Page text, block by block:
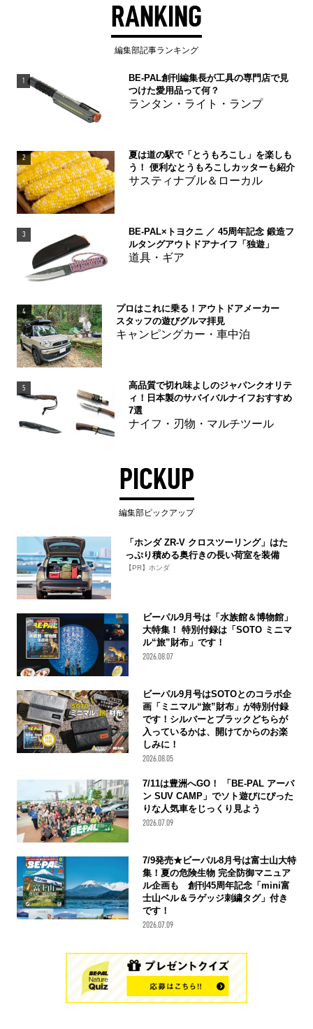
RANKING
編集部記事ランキング
1
BE-PAL創刊編集長が工具の専門店で見
つけた愛用品って何？
ランタン・ライト・ランプ
2
夏は道の駅で「とうもろこし」を楽しも
う！ 便利なとうもろこしカッターも紹介
サスティナブル＆ローカル
3
BE-PAL×トヨクニ ／ 45周年記念 鍛造フ
ルタングアウトドアナイフ「独遊」
道具・ギア
4
プロはこれに乗る！アウトドアメーカー
スタッフの遊びグルマ拝見
キャンピングカー・車中泊
5
高品質で切れ味よしのジャパンクオリテ
ィ！日本製のサバイバルナイフおすすめ
7選
ナイフ・刃物・マルチツール
PICKUP
編集部ピックアップ
「ホンダ ZR-V クロスツーリング」はた
っぷり積める奥行きの長い荷室を装備
【PR】ホンダ
ビーパル9月号は「水族館＆博物館」
大特集！ 特別付録は「SOTO ミニマ
ル“旅”財布」です！
2026.08.07
ビーパル9月号はSOTOとのコラボ企
画「ミニマル“旅”財布」が特別付録
です！シルバーとブラックどちらが
入っているかは、開けてからのお楽
しみに！
2026.08.05
7/11は豊洲へGO！ 「BE-PAL アーバ
ン SUV CAMP」でソト遊びにぴった
りな人気車をじっくり見よう
2026.07.09
7/9発売★ビーパル8月号は富士山大特
集！夏の危険生物 完全防御マニュア
ル企画も 創刊45周年記念「mini富
士山ベル＆ラゲッジ刺繍タグ」付き
です！
2026.07.09